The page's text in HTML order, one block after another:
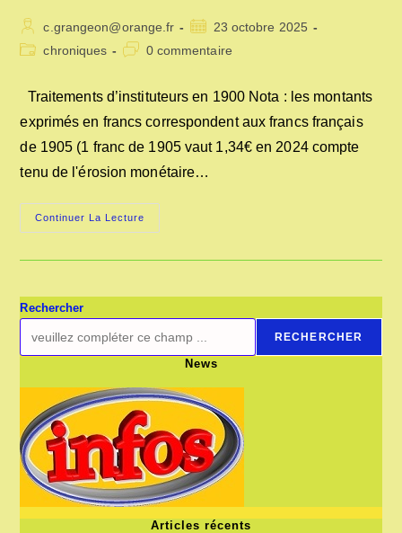
Auteur/autrice
de
c.grangeon@orange.fr
Publication
publiée :
23 octobre 2025
Postchroniques
Commentaires
publication :
0 commentaire
Traitements d’instituteurs en 1900 Nota : les montants
exprimés en francs correspondent aux francs français
de 1905 (1 franc de 1905 vaut 1,34€ en 2024 compte
tenu de l'érosion monétaire…
Continuer La Lecture
D’INSTITUTEURS
Rechercher
RECHERCHER
News
Articles récents